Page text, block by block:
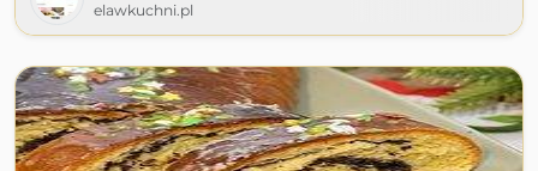
elawkuchni.pl